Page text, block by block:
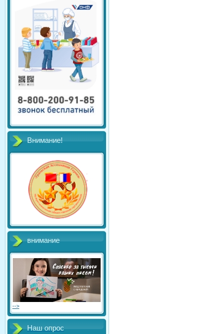
Внимание!
внимание
-->
Наш опрос